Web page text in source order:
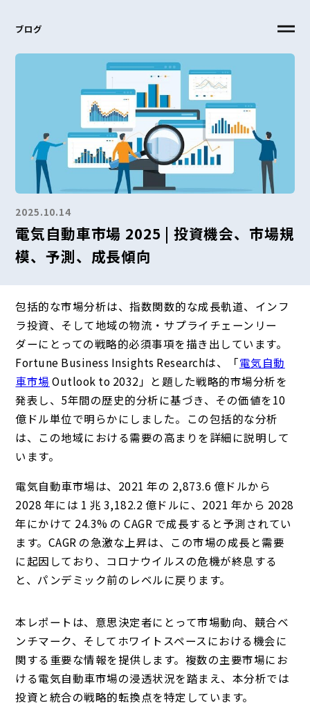
ブログ
2025.10.14
電気自動車市場 2025 | 投資機会、市場規
模、予測、成長傾向
包括的な市場分析は、指数関数的な成長軌道、インフ
ラ投資、そして地域の物流・サプライチェーンリー
ダーにとっての戦略的必須事項を描き出しています。
Fortune Business Insights Researchは、「電気自動
車市場 Outlook to 2032」と題した戦略的市場分析を
発表し、5年間の歴史的分析に基づき、その価値を10
億ドル単位で明らかにしました。この包括的な分析
は、この地域における需要の高まりを詳細に説明して
います。
電気自動車市場は、2021 年の 2,873.6 億ドルから
2028 年には 1 兆 3,182.2 億ドルに、2021 年から 2028
年にかけて 24.3% の CAGR で成長すると予測されてい
ます。 CAGR の急激な上昇は、この市場の成長と需要
に起因しており、コロナウイルスの危機が終息する
と、パンデミック前のレベルに戻ります。
本レポートは、意思決定者にとって市場動向、競合ベ
ンチマーク、そしてホワイトスペースにおける機会に
関する重要な情報を提供します。複数の主要市場にお
ける電気自動車市場の浸透状況を踏まえ、本分析では
投資と統合の戦略的転換点を特定しています。